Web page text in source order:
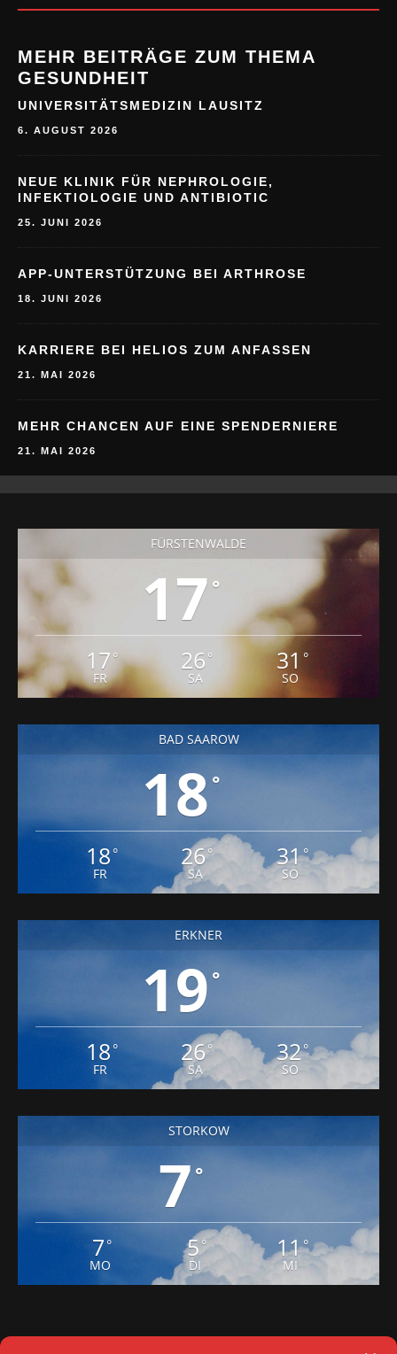
MEHR BEITRÄGE ZUM THEMA
GESUNDHEIT
UNIVERSITÄTSMEDIZIN LAUSITZ
6. AUGUST 2026
NEUE KLINIK FÜR NEPHROLOGIE,
INFEKTIOLOGIE UND ANTIBIOTIC
25. JUNI 2026
APP-UNTERSTÜTZUNG BEI ARTHROSE
18. JUNI 2026
KARRIERE BEI HELIOS ZUM ANFASSEN
21. MAI 2026
MEHR CHANCEN AUF EINE SPENDERNIERE
21. MAI 2026
FÜRSTENWALDE
17 °
17 °
FR
26 °
SA
31 °
SO
BAD SAAROW
18 °
18 °
FR
26°
SA
31°
SO
ERKNER
19 °
18 °
FR
26°
SA
32°
SO
STORKOW
7°
7 °
MO
5°
DI
11°
MI